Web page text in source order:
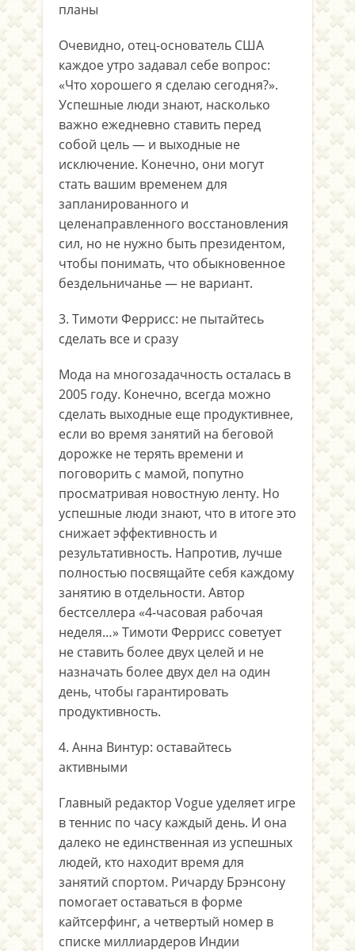
планы
Очевидно, отец-основатель США
каждое утро задавал себе вопрос:
«Что хорошего я сделаю сегодня?».
Успешные люди знают, насколько
важно ежедневно ставить перед
собой цель — и выходные не
исключение. Конечно, они могут
стать вашим временем для
запланированного и
целенаправленного восстановления
сил, но не нужно быть президентом,
чтобы понимать, что обыкновенное
бездельничанье — не вариант.
3. Тимоти Феррисс: не пытайтесь
сделать все и сразу
Мода на многозадачность осталась в
2005 году. Конечно, всегда можно
сделать выходные еще продуктивнее,
если во время занятий на беговой
дорожке не терять времени и
поговорить с мамой, попутно
просматривая новостную ленту. Но
успешные люди знают, что в итоге это
снижает эффективность и
результативность. Напротив, лучше
полностью посвящайте себя каждому
занятию в отдельности. Автор
бестселлера «4-часовая рабочая
неделя…» Тимоти Феррисс советует
не ставить более двух целей и не
назначать более двух дел на один
день, чтобы гарантировать
продуктивность.
4. Анна Винтур: оставайтесь
активными
Главный редактор Vogue уделяет игре
в теннис по часу каждый день. И она
далеко не единственная из успешных
людей, кто находит время для
занятий спортом. Ричарду Брэнсону
помогает оставаться в форме
кайтсерфинг, а четвертый номер в
списке миллиардеров Индии